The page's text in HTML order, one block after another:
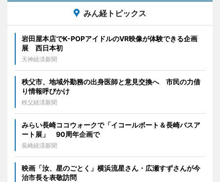
みん経トピックス
岩田屋本店でK-POPアイドルのVR映像が体験できる企画
展 西日本初
天神経済新聞
秩父市、地域外勤務の出身医師と意見交換へ 市民の力借
り情報呼びかけ
秩父経済新聞
みらい長崎ココウォークで「イコールボート＆長崎バスア
ート展」 90周年企画で
長崎経済新聞
映画「汝、星のごとく」横浜流星さん・広瀬すずさんが今
治市長を表敬訪問